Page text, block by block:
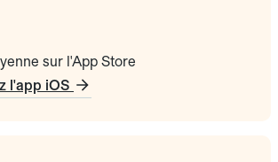
sur l'App Store
l'app iOS